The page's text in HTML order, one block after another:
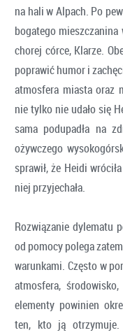
na hali w Alpach. Po
bogatego
chorej córce, Klarze.
poprawić humor i
atmosfera miasta oraz
nie tylko nie udało się
sama podupadła na
ożywczego
sprawił, że Heidi
niej przyjechała.
Rozwiązanie dylematu
od pomocy polega
warunkami. Często w
atmosfera,
elementy powinien
ten, kto ją otrzymuje.